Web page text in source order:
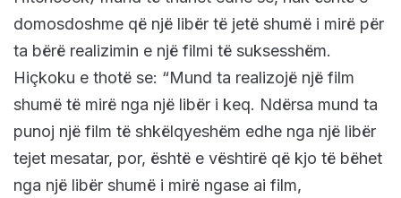
domosdoshme që një libër të jetë shumë i mirë për
ta bërë realizimin e një filmi të suksesshëm.
Hiçkoku e thotë se: “Mund ta realizojë një film
shumë të mirë nga një libër i keq. Ndërsa mund ta
punoj një film të shkëlqyeshëm edhe nga një libër
tejet mesatar, por, është e vështirë që kjo të bëhet
nga një libër shumë i mirë ngase ai film,